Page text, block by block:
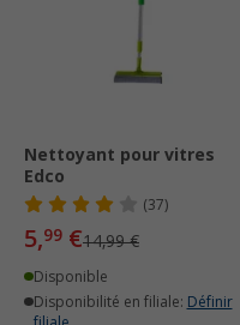
Nettoyant pour vitres
Edco
(37)
5,99 €14,99 €
Disponible
Disponibilité en filiale: Définir